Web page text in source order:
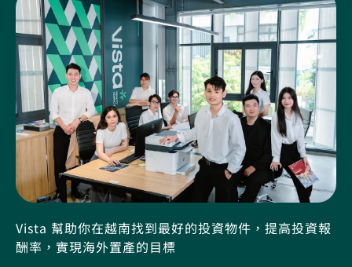
Vista 幫助你在越南找到最好的投資物件，提高投資報
酬率，實現海外置產的目標